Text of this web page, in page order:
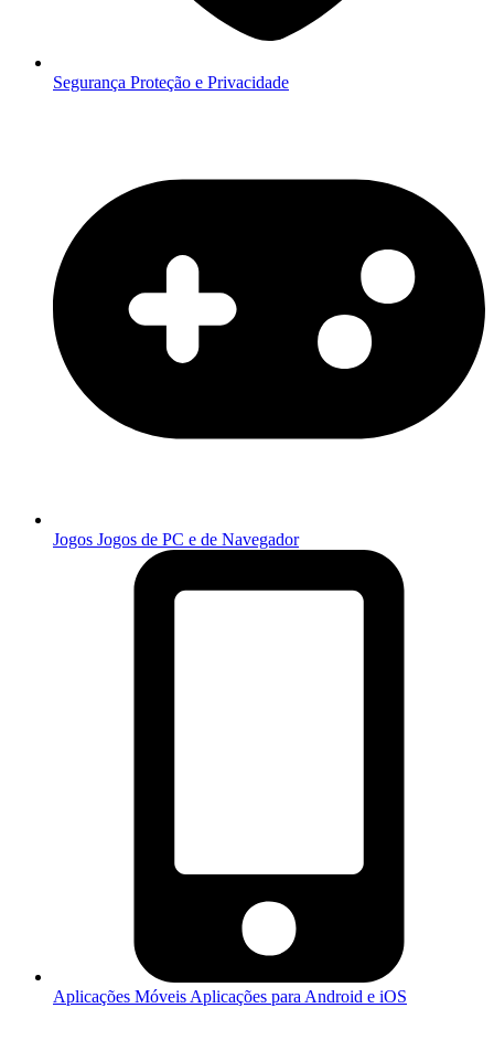
Segurança Proteção e Privacidade
Jogos Jogos de PC e de Navegador
Aplicações Móveis Aplicações para Android e iOS